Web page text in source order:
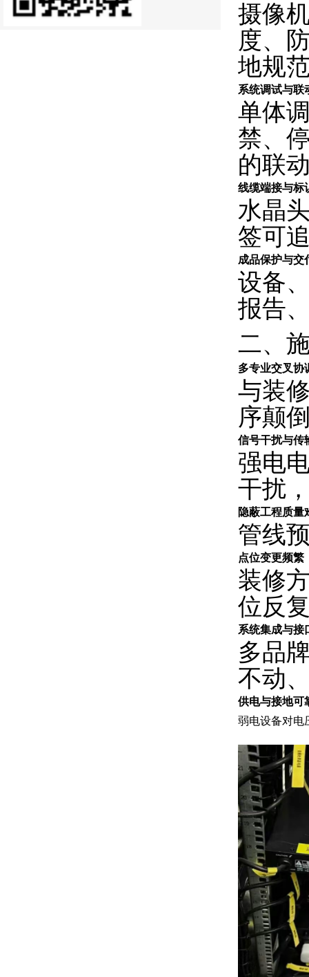
摄像
度、
地规
系统调试与联
单体
禁、
的联
线缆端接与标
水晶
签可
成品保护与交
设备
报告
二、
多专业交叉协
与装
序颠
信号干扰与传
强电
干扰
隐蔽工程质量
管线
点位变更频繁
装修
位反
系统集成与接
多品
不动
供电与接地可
弱电设备对电